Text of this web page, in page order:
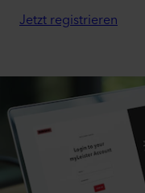
Jetzt registrieren